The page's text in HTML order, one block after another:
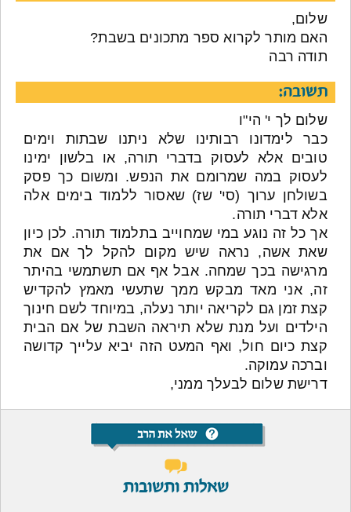
שלום,
האם מותר לקרוא ספר מתכונים בשבת?
תודה רבה
תשובה:
שלום לך י' הי"ו
כבר לימדונו רבותינו שלא ניתנו שבתות וימים
טובים אלא לעסוק בדברי תורה, או בלשון ימינו
לעסוק במה שמרומם את הנפש. ומשום כך פסק
בשולחן ערוך (סי' שז) שאסור ללמוד בימים אלה
אלא דברי תורה.
אך כל זה נוגע במי שמחוייב בתלמוד תורה. לכן כיון
שאת אשה, נראה שיש מקום להקל לך אם את
מרגישה בכך שמחה. אבל אף אם תשתמשי בהיתר
זה, אני מאד מבקש ממך שתעשי מאמץ להקדיש
קצת זמן גם לקריאה יותר נעלה, במיוחד לשם חינוך
הילדים ועל מנת שלא תיראה השבת של אם הבית
קצת כיום חול, ואף המעט הזה יביא עלייך קדושה
וברכה עמוקה.
דרישת שלום לבעלך ממני,
שאלות ותשובות